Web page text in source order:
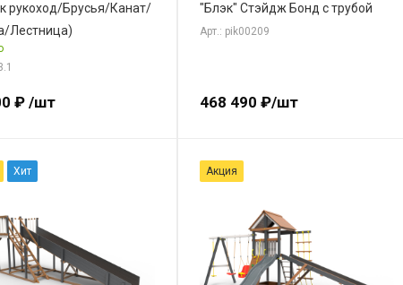
рукоход/Брусья/Канат/
Лестница)
₽ /шт
"Блэк" Стэйдж Бонд с трубой
Арт.: pik00209
468 490 ₽/шт
Хит Акция